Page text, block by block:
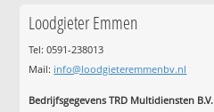
Loodgieter Emmen
Tel: 0591-238013
Mail: info@loodgieteremmenbv.nl
Bedrijfsgegevens TRD Multidiensten B.V.